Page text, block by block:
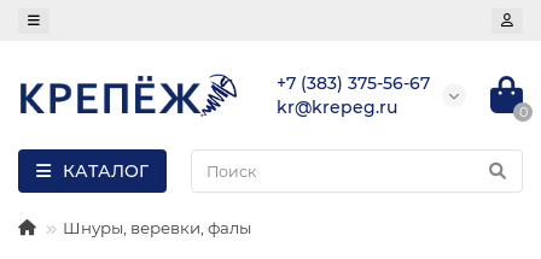
+7 (383) 375-56-67
kr@krepeg.ru
0
КАТАЛОГ
Шнуры, веревки, фалы